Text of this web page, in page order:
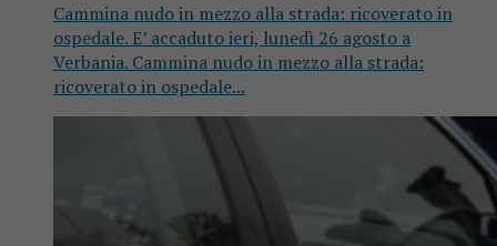
Cammina nudo in mezzo alla strada: ricoverato in
ospedale. E’ accaduto ieri, lunedì 26 agosto a
Verbania. Cammina nudo in mezzo alla strada:
ricoverato in ospedale...